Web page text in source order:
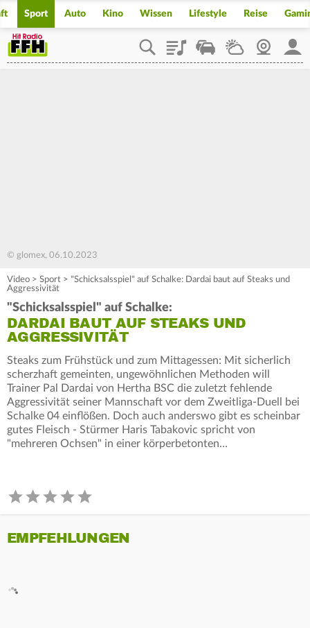
Sport Auto Kino Wissen Lifestyle Reise
PlaylistStaupilotWetterWebcam
© glomex, 06.10.2023
Video > Sport > "Schicksalsspiel" auf Schalke: Dardai baut auf Steaks und
Aggressivität
"Schicksalsspiel" auf Schalke:
DARDAI BAUT AUF STEAKS UND
AGGRESSIVITÄT
Steaks zum Frühstück und zum Mittagessen: Mit sicherlich
scherzhaft gemeinten, ungewöhnlichen Methoden will
Trainer Pal Dardai von Hertha BSC die zuletzt fehlende
Aggressivität seiner Mannschaft vor dem Zweitliga-Duell bei
Schalke 04 einflößen. Doch auch anderswo gibt es scheinbar
gutes Fleisch - Stürmer Haris Tabakovic spricht von
"mehreren Ochsen" in einer körperbetonten…
EMPFEHLUNGEN